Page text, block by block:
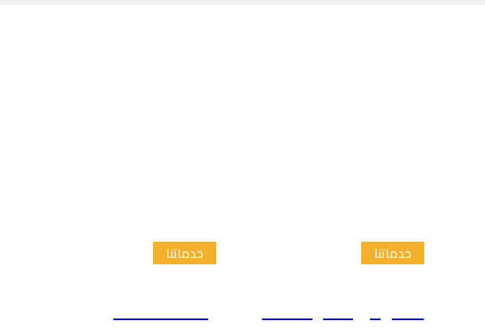
خدماتنا
تلخيص الدراسات
خدماتنا
إعداد الاطار